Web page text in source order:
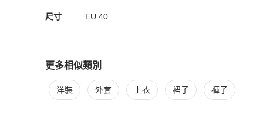
尺寸 EU 40
更多相似類別
更多女裝 相似商品推薦
洋裝 外套 上衣 裙子 褲子